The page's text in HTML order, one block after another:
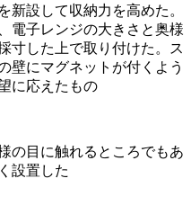
新設して収納力を高めた。
電子レンジの大きさと奥様
寸した上で取り付けた。ス
壁にマグネットが付くよう
に応えたもの
の目に触れるところでもあ
設置した